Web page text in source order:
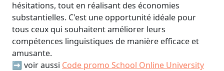
hésitations, tout en réalisant des économies
substantielles. C'est une opportunité idéale pour
tous ceux qui souhaitent améliorer leurs
compétences linguistiques de manière efficace et
amusante.
➡️ voir aussi Code promo School Online University